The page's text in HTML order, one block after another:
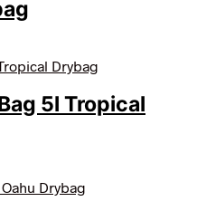
5l Tropical